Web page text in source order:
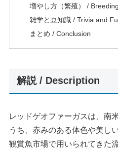
増やし方（繁殖） / Breeding
雑学と豆知識 / Trivia and
まとめ / Conclusion
解説 / Description
レッドゲオファーガスは、南
うち、赤みのある体色や美し
観賞魚市場で用いられてきた